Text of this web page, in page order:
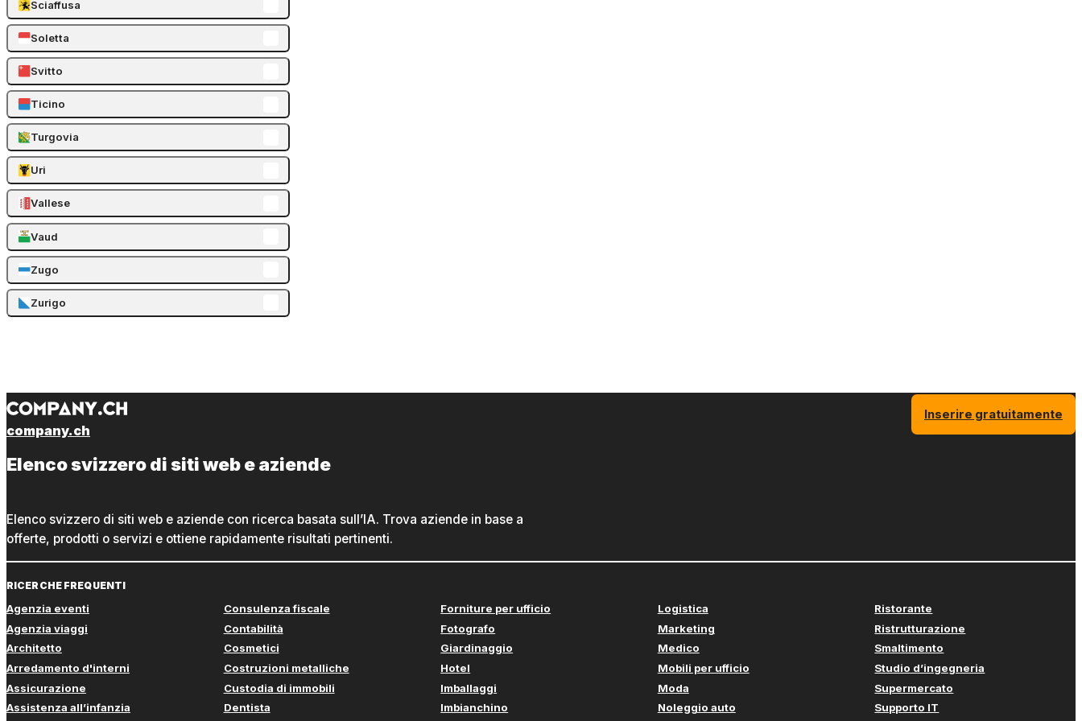
Sciaffusa
Soletta
Svitto
Ticino
Turgovia
Uri
Vallese
Vaud
Zugo
Zurigo
company.ch
Inserire gratuitamente
Elenco svizzero di siti web e aziende
Elenco svizzero di siti web e aziende con ricerca basata sull’IA. Trova aziende in base a
offerte, prodotti o servizi e ottiene rapidamente risultati pertinenti.
RICERCHE FREQUENTI
Agenzia eventi
Agenzia viaggi
Architetto
Arredamento d'interni
Assicurazione
Assistenza all’infanzia
Consulenza fiscale
Contabilità
Cosmetici
Costruzioni metalliche
Custodia di immobili
Dentista
Forniture per ufficio
Fotografo
Giardinaggio
Hotel
Imballaggi
Imbianchino
Logistica
Marketing
Medico
Mobili per ufficio
Moda
Noleggio auto
Ristorante
Ristrutturazione
Smaltimento
Studio d’ingegneria
Supermercato
Supporto IT